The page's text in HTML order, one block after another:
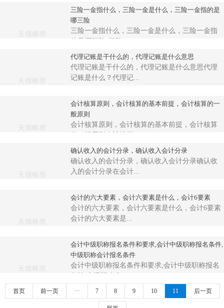
三险一金指什么，三险一金是什么，三险一金指的是
哪三险
三险一金指什么，三险一金是什么，三险一金指
代理记账是干什么的，代理记账是什么意思
代理记账是干什么的，代理记账是什么意思代理
记账是什么？代理记...
会计核算原则，会计核算的基本前提，会计核算的一
般原则
会计核算原则，会计核算的基本前提，会计核算
确认收入的会计分录，确认收入会计分录
确认收入的会计分录，确认收入会计分录确认收
入的会计分录在会计...
会计的六大要素，会计六要素是什么，会计6要素
会计的六大要素，会计六要素是什么，会计6要素
会计的六大要素是...
会计中级职称报名条件和要求,会计中级职称报名条件,
中级职称会计报名条件
会计中级职称报名条件和要求,会计中级职称报名
首页 前一页 ··· 7 8 9 10 11 后一页